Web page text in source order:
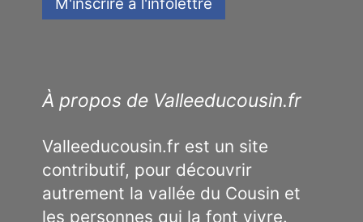
À propos de Valleeducousin.fr
Valleeducousin.fr est un site
contributif, pour découvrir
autrement la vallée du Cousin et
les personnes qui la font vivre.